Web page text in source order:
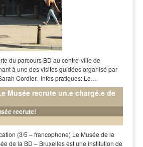
du parcours BD au centre-ville de
à une des visites guidées organisé par
Cordier. Infos pratiques: Le…
Musée recrute un.e chargé.e de
recrute!
(3/5 – francophone) Le Musée de la
de la BD – Bruxelles est une institution de